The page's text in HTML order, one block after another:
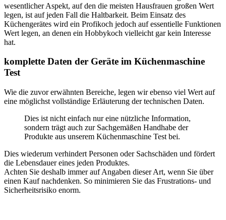
wesentlicher Aspekt, auf den die meisten Hausfrauen großen Wert
legen, ist auf jeden Fall die Haltbarkeit. Beim Einsatz des
Küchengerätes wird ein Profikoch jedoch auf essentielle Funktionen
Wert legen, an denen ein Hobbykoch vielleicht gar kein Interesse
hat.
komplette Daten der Geräte im Küchenmaschine
Test
Wie die zuvor erwähnten Bereiche, legen wir ebenso viel Wert auf
eine möglichst vollständige Erläuterung der technischen Daten.
Dies ist nicht einfach nur eine nützliche Information,
sondern trägt auch zur Sachgemäßen Handhabe der
Produkte aus unserem Küchenmaschine Test bei.
Dies wiederum verhindert Personen oder Sachschäden und fördert
die Lebensdauer eines jeden Produktes.
Achten Sie deshalb immer auf Angaben dieser Art, wenn Sie über
einen Kauf nachdenken. So minimieren Sie das Frustrations- und
Sicherheitsrisiko enorm.